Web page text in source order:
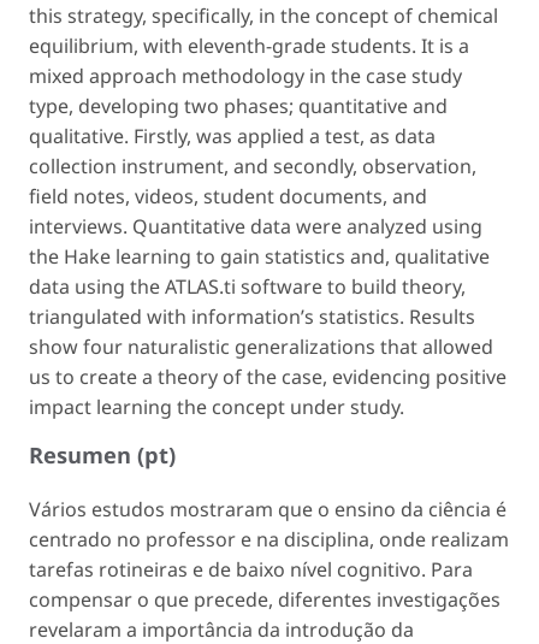
this strategy, specifically, in the concept of chemical
equilibrium, with eleventh-grade students. It is a
mixed approach methodology in the case study
type, developing two phases; quantitative and
qualitative. Firstly, was applied a test, as data
collection instrument, and secondly, observation,
field notes, videos, student documents, and
interviews. Quantitative data were analyzed using
the Hake learning to gain statistics and, qualitative
data using the ATLAS.ti software to build theory,
triangulated with information’s statistics. Results
show four naturalistic generalizations that allowed
us to create a theory of the case, evidencing positive
impact learning the concept under study.
Resumen (pt)
Vários estudos mostraram que o ensino da ciência é
centrado no professor e na disciplina, onde realizam
tarefas rotineiras e de baixo nível cognitivo. Para
compensar o que precede, diferentes investigações
revelaram a importância da introdução da